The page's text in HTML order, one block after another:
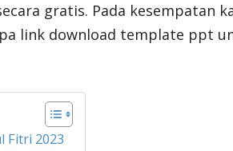
gratis. Pada kesempatan
link download template ppt
Fitri 2023